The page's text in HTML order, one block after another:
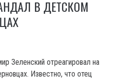
В ДЕТСКОМ
Зеленский отреагировал на
Известно, что отец